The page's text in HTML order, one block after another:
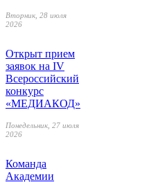
Вторник, 28 июля
2026
Открыт прием
заявок на IV
Всероссийский
конкурс
«МЕДИАКОД»
Понедельник, 27 июля
2026
Команда
Академии